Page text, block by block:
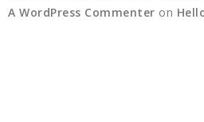
A WordPress Commenter on